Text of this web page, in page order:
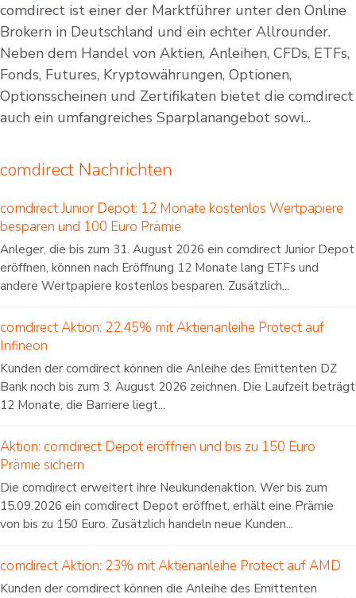
comdirect ist einer der Marktführer unter den Online
Brokern in Deutschland und ein echter Allrounder.
Neben dem Handel von Aktien, Anleihen, CFDs, ETFs,
Fonds, Futures, Kryptowährungen, Optionen,
Optionsscheinen und Zertifikaten bietet die comdirect
auch ein umfangreiches Sparplanangebot sowi...
comdirect Nachrichten
comdirect Junior Depot: 12 Monate kostenlos Wertpapiere
besparen und 100 Euro Prämie
Anleger, die bis zum 31. August 2026 ein comdirect Junior Depot
eröffnen, können nach Eröffnung 12 Monate lang ETFs und
andere Wertpapiere kostenlos besparen. Zusätzlich...
comdirect Aktion: 22,45% mit Aktienanleihe Protect auf
Infineon
Kunden der comdirect können die Anleihe des Emittenten DZ
Bank noch bis zum 3. August 2026 zeichnen. Die Laufzeit beträgt
12 Monate, die Barriere liegt...
Aktion: comdirect Depot eröffnen und bis zu 150 Euro
Prämie sichern
Die comdirect erweitert ihre Neukundenaktion. Wer bis zum
15.09.2026 ein comdirect Depot eröffnet, erhält eine Prämie
von bis zu 150 Euro. Zusätzlich handeln neue Kunden...
comdirect Aktion: 23% mit Aktienanleihe Protect auf AMD
Kunden der comdirect können die Anleihe des Emittenten